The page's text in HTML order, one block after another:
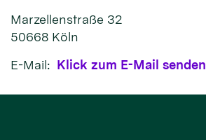
Marzellenstraße 32
50668 Köln
E-Mail: Klick zum E-Mail senden